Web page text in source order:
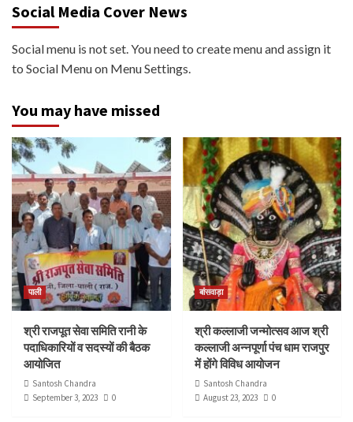
Social Media Cover News
Social menu is not set. You need to create menu and assign it
to Social Menu on Menu Settings.
You may have missed
पाली
श्री राजपूत सेवा समिति रानी के
पदाधिकारियों व सदस्यों की बैठक
आयोजित
Santosh Chandra
September 3, 2023
0
बांसवाड़ा
श्री कल्लाजी जन्मोत्सव आज श्री
कल्लाजी अन्नपूर्णा पंच धाम राजपुर
में होंगे विविध आयोजन
Santosh Chandra
August 23, 2023
0